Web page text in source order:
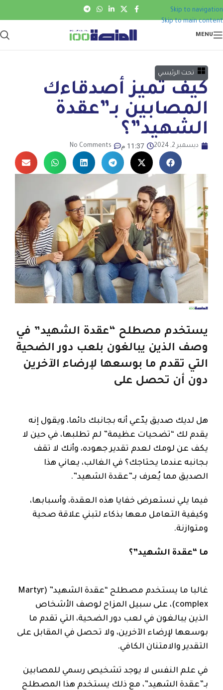
Skip to navigation
Skip to main content
MENU
تحت الرئيسي
كيف تميز أصدقاءك
المصابين بـ”عقدة
الشهيد”؟
ديسمبر 2, 2024 11:37 م No Comments
يستخدم مصطلح “عقدة الشهيد” في
وصف الذين يبالغون بلعب دور الضحية
التي تقدم ما بوسعها لإرضاء الآخرين
دون أن تحصل على
هل لديك صديق يدّعي أنه بجانبك دائما، ويقول إنه
يقدم لك “تضحيات عظيمة” لم تطلبها، في حين لا
يكف عن لومك لعدم تقدير جهوده، وأنك لا تقف
بجانبه عندما يحتاجك؟ في الغالب، يعاني هذا
الصديق مما يُعرف بـ”عقدة الشهيد”.
فيما يلي نستعرض خفايا هذه العقدة، وأسبابها،
وكيفية التعامل معها بذكاء لتبني علاقة صحية
ومتوازنة.
ما “عقدة الشهيد”؟
غالبا ما يستخدم مصطلح “عقدة الشهيد” (Martyr
complex)، على سبيل المزاح لوصف الأشخاص
الذين يبالغون في لعب دور الضحية، التي تقدم ما
بوسعها لإرضاء الآخرين، ولا تحصل في المقابل على
التقدير والامتنان الكافي.
في علم النفس لا يوجد تشخيص رسمي للمصابين
بـ”عقدة الشهيد”، مع ذلك يستخدم هذا المصطلح